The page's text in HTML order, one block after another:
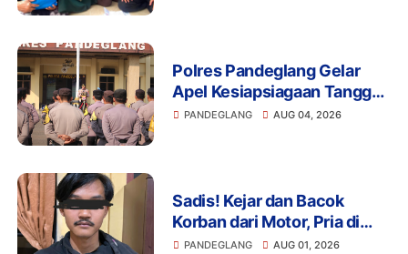
Polres Pandeglang Gelar
Apel Kesiapsiagaan Tanggap
Bencana dan Karhutla,
PANDEGLANG AUG 04, 2026
Sadis! Kejar dan Bacok
Korban dari Motor, Pria di
Pandeglang Diciduk Polisi
PANDEGLANG AUG 01, 2026